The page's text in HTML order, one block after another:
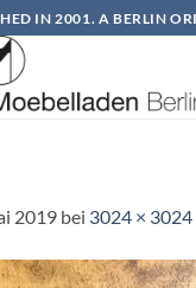
IN 2001. A BERLIN
2019 bei 3024 × 3024